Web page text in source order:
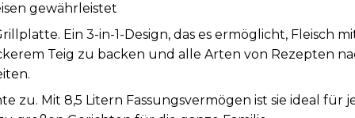
gewährleistet
Ein 3-in-1-Design, das es ermöglicht, Fleisch
Teig zu backen und alle Arten von Rezepten
zu. Mit 8,5 Litern Fassungsvermögen ist sie ideal für